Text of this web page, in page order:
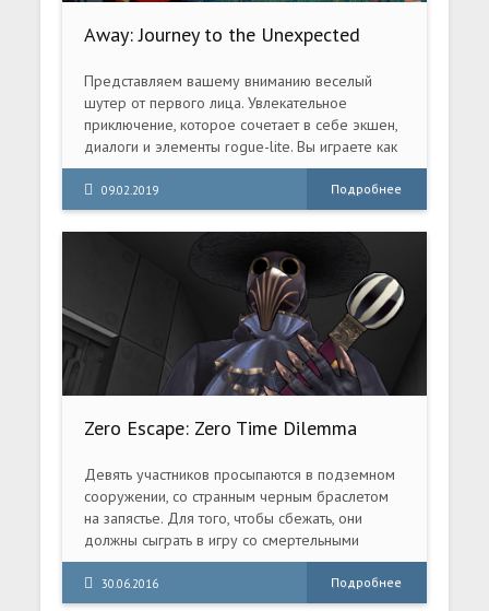
Away: Journey to the Unexpected
Представляем вашему вниманию веселый
шутер от первого лица. Увлекательное
приключение, которое сочетает в себе экшен,
диалоги и элементы rogue-lite. Вы играете как
ребенок, который не является героем или
воином.
09.02.2019 Подробнее
Zero Escape: Zero Time Dilemma
Девять участников просыпаются в подземном
сооружении, со странным черным браслетом
на запястье. Для того, чтобы сбежать, они
должны сыграть в игру со смертельными
последствиями. Правила просты - после того,
как шесть человек погибнут, аварийный люк
откроется. Кто будет жить, а кто умрет? Выбор
30.06.2016 Подробнее